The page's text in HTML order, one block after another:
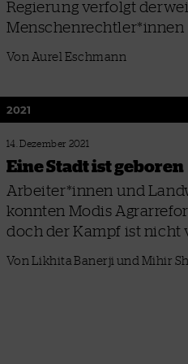
Regierung verfolgt
Menschenrechtler*innen
Von Aurel Eschmann
2021
14. Dezember 2021
Eine Stadt ist geboren
Arbeiter*innen und
konnten Modis
doch der Kampf ist nicht
Von Likhita Banerji und Mihir